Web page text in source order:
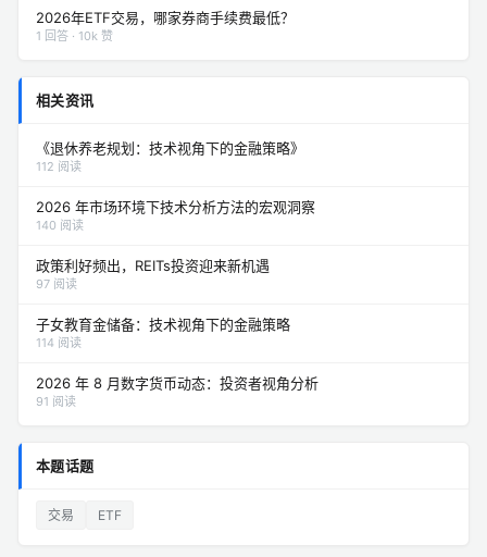
2026年ETF交易，哪家券商手续费最低？
1 回答 · 10k 赞
相关资讯
《退休养老规划：技术视角下的金融策略》
112 阅读
2026 年市场环境下技术分析方法的宏观洞察
140 阅读
政策利好频出，REITs投资迎来新机遇
97 阅读
子女教育金储备：技术视角下的金融策略
114 阅读
2026 年 8 月数字货币动态：投资者视角分析
91 阅读
本题话题
交易 ETF